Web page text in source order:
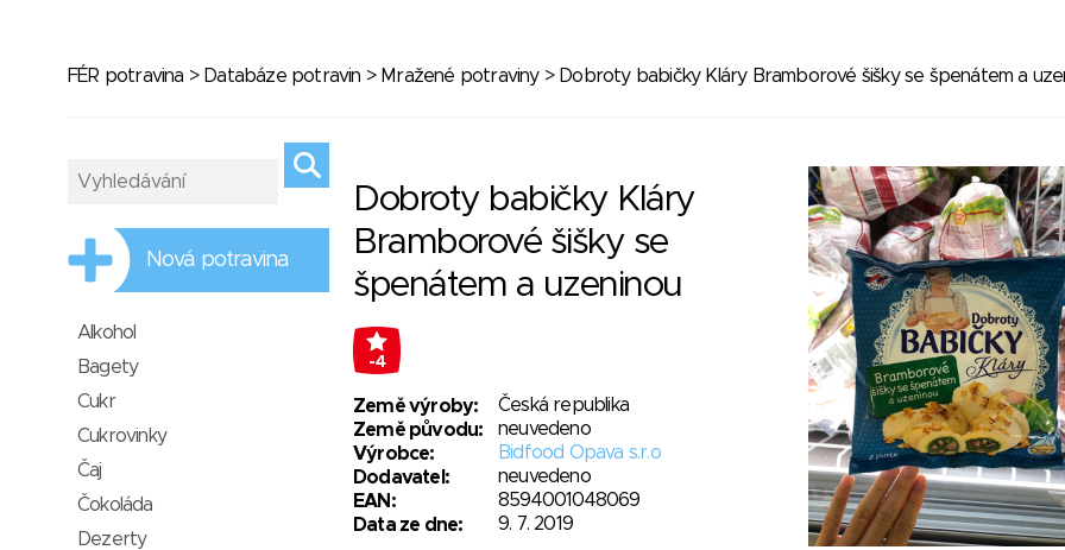
FÉR potravina > Databáze potravin > Mražené potraviny> Dobroty babičky Kláry Bramborové šišky se špenátem a
Dobroty babičky Kláry
Bramborové šišky se
špenátem a uzeninou
-4
Země výroby:
Česká republika
Země původu:
neuvedeno
Výrobce:
Bidfood Opava s.r.o
Dodavatel:
neuvedeno
EAN:
8594001048069
Data ze dne:
9. 7. 2019
Nová potravina
Alkohol
Bagety
Cukr
Cukrovinky
Čaj
Čokoláda
Dezerty